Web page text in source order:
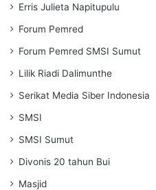
Erris Julieta Napitupulu
Forum Pemred
Forum Pemred SMSI Sumut
Lilik Riadi Dalimunthe
Serikat Media Siber Indonesia
SMSI
SMSI Sumut
Divonis 20 tahun Bui
Masjid